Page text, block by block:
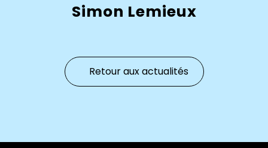
Simon Lemieux
Retour aux actualités